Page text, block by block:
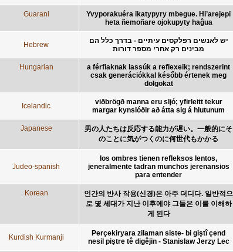
Guarani
Yvyporakuéra ikatypyry mbegue. Hi’arejepi
heta ñemoñare ojokupyty haĝua
Hebrew
יש לאנשים רפלקסים עיתיים - בדרך כלל הם
מבינים רק אחרי מספר דורות
Hungarian
a férfiaknak lassúk a reflexeik; rendszerint
csak generációkkal később értenek meg
dolgokat
Icelandic
viðbrögð manna eru sljó; yfirleitt tekur
margar kynslóðir að átta sig á hlutunum
Japanese
男の人たちは反応する能力が遅い。一般的にそ
のことに気がつくのに何世代もかかる
Judeo-spanish
los ombres tienen refleksos lentos,
jeneralmente tadran munchos jerenansios
para entender
Korean
인간의 반사 작용(신경)은 아주 더디다. 일반적으
로 몇 세대가 지난 이후에야 그들은 이를 이해하
게 된다
Kurdish Kurmanji
Perçekiryara zilaman siste- bi giştî çend
nesil piştre tê digêjin - Stanislaw Jerzy Lec